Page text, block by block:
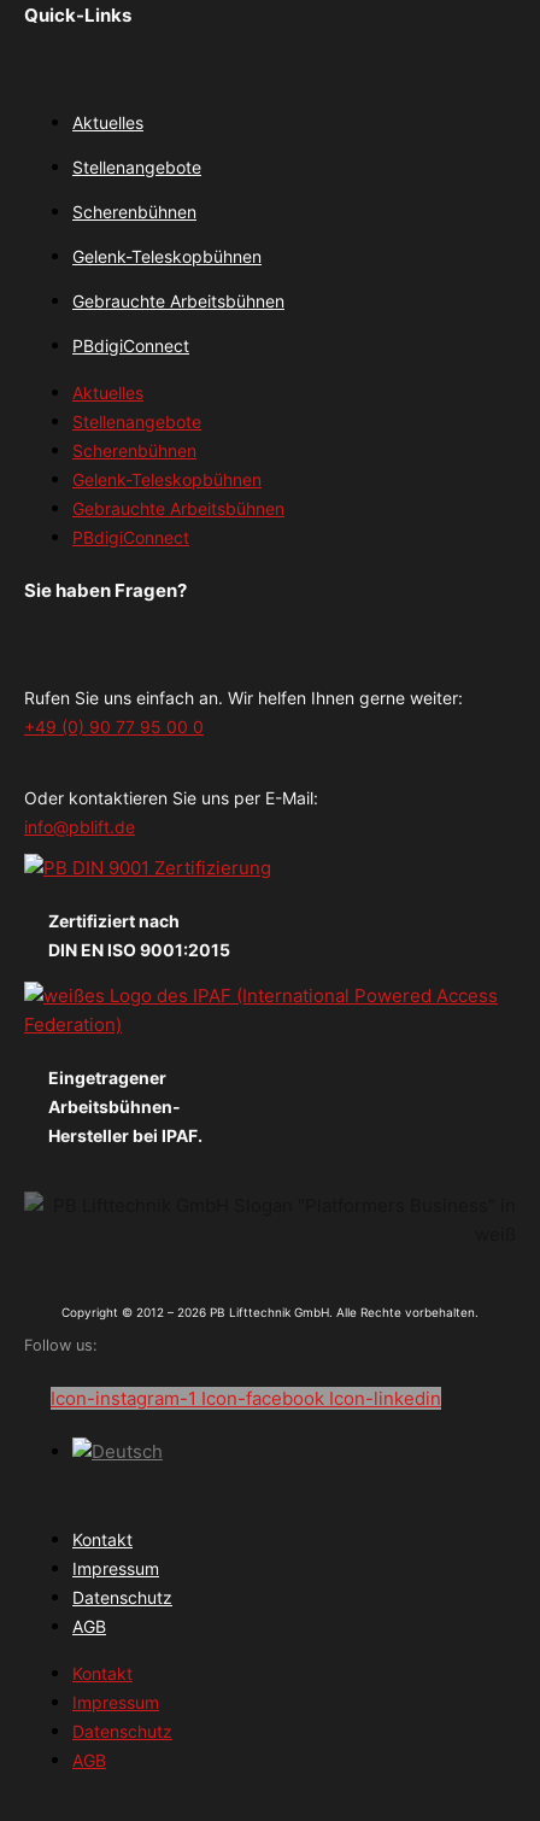
Quick-Links
Aktuelles
Stellenangebote
Scherenbühnen
Gelenk-Teleskopbühnen
Gebrauchte Arbeitsbühnen
PBdigiConnect
Aktuelles
Stellenangebote
Scherenbühnen
Gelenk-Teleskopbühnen
Gebrauchte Arbeitsbühnen
PBdigiConnect
Sie haben Fragen?
Rufen Sie uns einfach an. Wir helfen Ihnen gerne weiter:
+49 (0) 90 77 95 00 0
Oder kontaktieren Sie uns per E-Mail:
info@pblift.de
Zertifiziert nach
DIN EN ISO 9001:2015
Eingetragener
Arbeitsbühnen-
Hersteller bei IPAF.
Copyright © 2012 – 2026 PB Lifttechnik GmbH. Alle Rechte vorbehalten.
Follow us:
Icon-instagram-1 Icon-facebook Icon-linkedin
Kontakt
Impressum
Datenschutz
AGB
Kontakt
Impressum
Datenschutz
AGB